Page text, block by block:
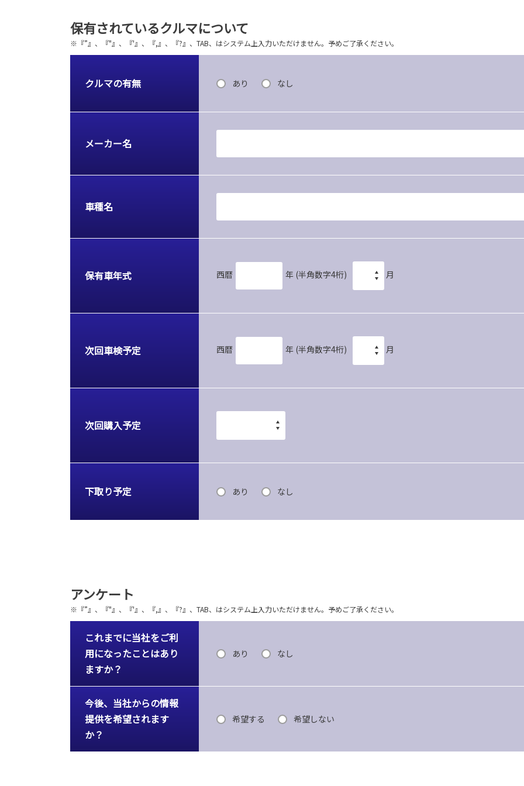
保有されているクルマについて
※『”』、『"』、『'』、『,』、『?』、TAB、はシステム上入力いただけません。予めご了承ください。
クルマの有無 あり なし
メーカー名
車種名
保有車年式 西暦 年 (半角数字4桁) 月
次回車検予定 西暦 年 (半角数字4桁) 月
次回購入予定
下取り予定 あり なし
アンケート
※『”』、『"』、『'』、『,』、『?』、TAB、はシステム上入力いただけません。予めご了承ください。
これまでに当社をご利
用になったことはあり
ますか？
あり なし
今後、当社からの情報
提供を希望されます
か？
希望する 希望しない